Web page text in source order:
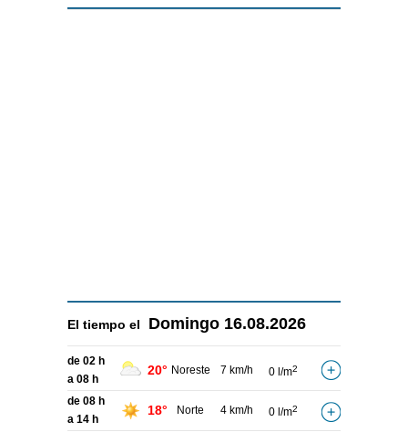
El tiempo el Domingo 16.08.2026
de 02 h
a 08 h
20° Noreste 7 km/h 0 l/m2
de 08 h
a 14 h
18° Norte 4 km/h 0 l/m2